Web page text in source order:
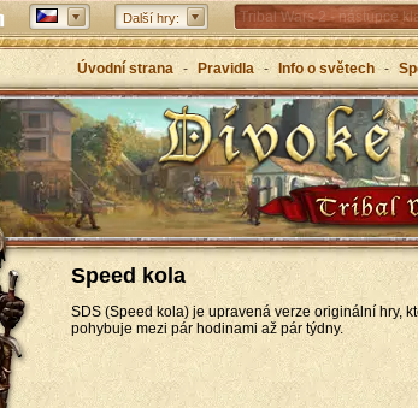
Další hry: Tribal Wars 2 - nástupce
Forge of Empires –
Grepolis – vybuduj svou
Úvodní strana - Pravidla - Info o světech -
Speed kola
SDS (Speed kola) je upravená verze originální hry,
pohybuje mezi pár hodinami až pár týdny.